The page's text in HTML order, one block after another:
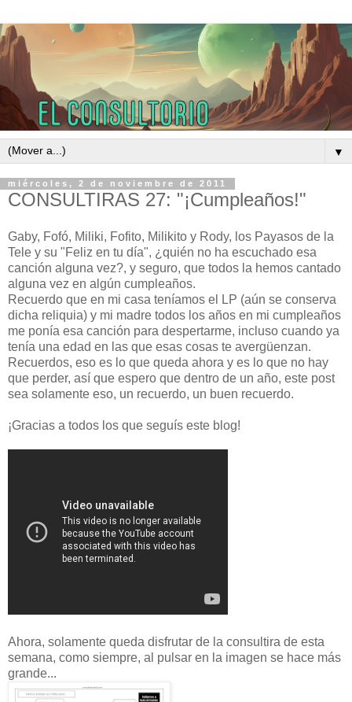
▼
miércoles, 2 de noviembre de 2011
CONSULTIRAS 27: "¡Cumpleaños!"
Gaby, Fofó, Miliki, Fofito, Milikito y Rody, los Payasos de la
Tele y su "Feliz en tu día", ¿quién no ha escuchado esa
canción alguna vez?, y seguro, que todos la hemos cantado
alguna vez en algún cumpleaños.
Recuerdo que en mi casa teníamos el LP (aún se conserva
dicha reliquia) y mi madre todos los años en mi cumpleaños
me ponía esa canción para despertarme, incluso cuando ya
tenía una edad en las que esas cosas te avergüenzan.
Recuerdos, eso es lo que queda ahora y es lo que no hay
que perder, así que espero que dentro de un año, este post
sea solamente eso, un recuerdo, un buen recuerdo.
¡Gracias a todos los que seguís este blog!
Ahora, solamente queda disfrutar de la consultira de esta
semana, como siempre, al pulsar en la imagen se hace más
grande...